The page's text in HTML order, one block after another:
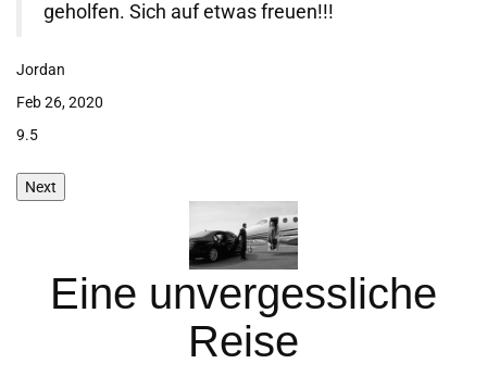
geholfen. Sich auf etwas freuen!!!
Jordan
Feb 26, 2020
9.5
Next
Eine unvergessliche
Reise